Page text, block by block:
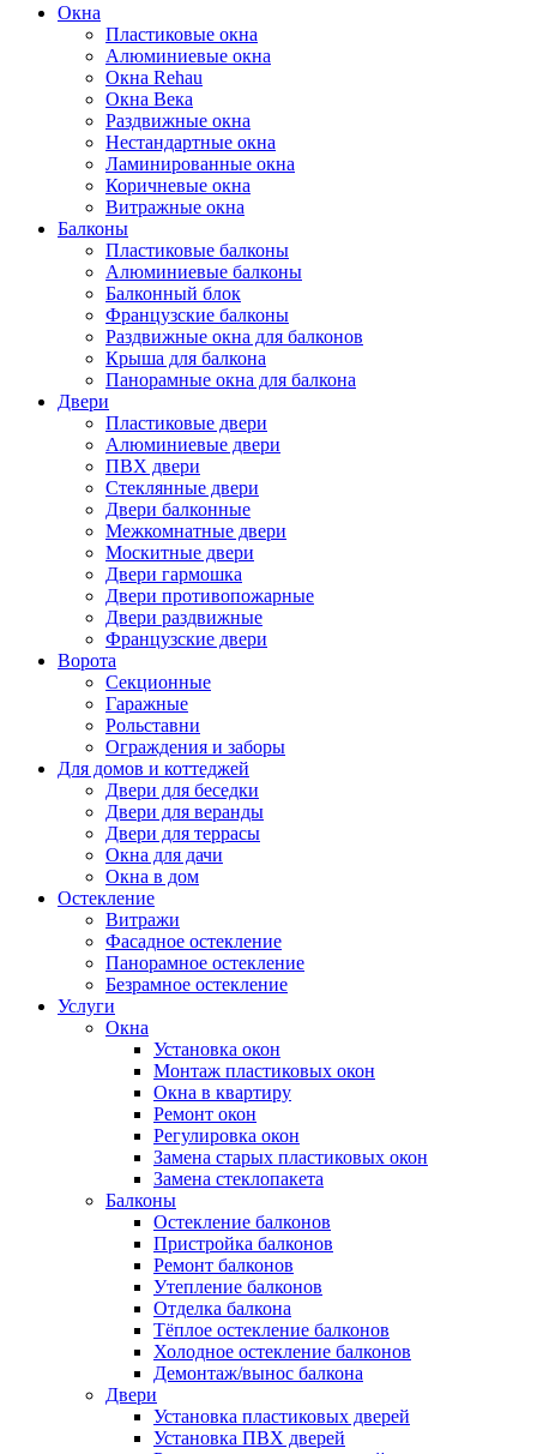
Окна
Пластиковые окна
Алюминиевые окна
Окна Rehau
Окна Века
Раздвижные окна
Нестандартные окна
Ламинированные окна
Коричневые окна
Витражные окна
Балконы
Пластиковые балконы
Алюминиевые балконы
Балконный блок
Французские балконы
Раздвижные окна для балконов
Крыша для балкона
Панорамные окна для балкона
Двери
Пластиковые двери
Алюминиевые двери
ПВХ двери
Стеклянные двери
Двери балконные
Межкомнатные двери
Москитные двери
Двери гармошка
Двери противопожарные
Двери раздвижные
Французские двери
Ворота
Секционные
Гаражные
Рольставни
Ограждения и заборы
Для домов и коттеджей
Двери для беседки
Двери для веранды
Двери для террасы
Окна для дачи
Окна в дом
Остекление
Витражи
Фасадное остекление
Панорамное остекление
Безрамное остекление
Услуги
Окна
Установка окон
Монтаж пластиковых окон
Окна в квартиру
Ремонт окон
Регулировка окон
Замена старых пластиковых окон
Замена стеклопакета
Балконы
Остекление балконов
Пристройка балконов
Ремонт балконов
Утепление балконов
Отделка балкона
Тёплое остекление балконов
Холодное остекление балконов
Демонтаж/вынос балкона
Двери
Установка пластиковых дверей
Установка ПВХ дверей